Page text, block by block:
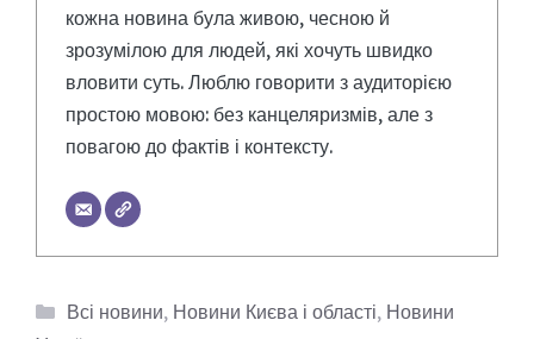
кожна новина була живою, чесною й
зрозумілою для людей, які хочуть швидко
вловити суть. Люблю говорити з аудиторією
простою мовою: без канцеляризмів, але з
повагою до фактів і контексту.
Категорії
Всі новини, Новини Києва і області, Новини